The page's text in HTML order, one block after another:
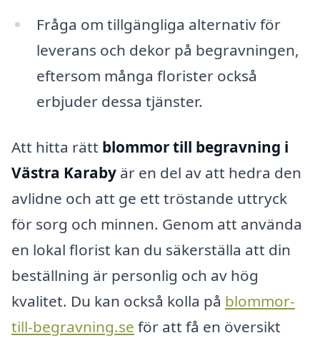
Fråga om tillgängliga alternativ för
leverans och dekor på begravningen,
eftersom många florister också
erbjuder dessa tjänster.
Att hitta rätt blommor till begravning i
Västra Karaby är en del av att hedra den
avlidne och att ge ett tröstande uttryck
för sorg och minnen. Genom att använda
en lokal florist kan du säkerställa att din
beställning är personlig och av hög
kvalitet. Du kan också kolla på blommor-
till-begravning.se för att få en översikt